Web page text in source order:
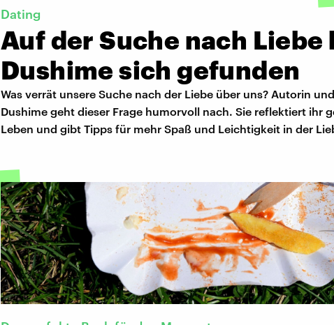
Dating
Auf der Suche nach Liebe
Dushime sich gefunden
Was verrät unsere Suche nach der Liebe über uns? Autorin
Dushime geht dieser Frage humorvoll nach. Sie reflektiert ihr
Leben und gibt Tipps für mehr Spaß und Leichtigkeit in der